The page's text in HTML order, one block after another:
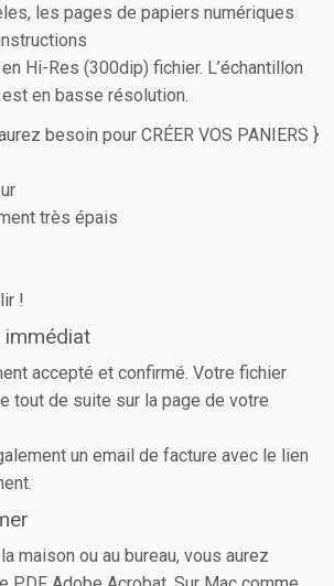
les pages de papiers numériques
Hi-Res (300dip) fichier. L’échantillon
en basse résolution.
besoin pour CRÉER VOS PANIERS }
très épais
!
immédiat
accepté et confirmé. Votre fichier
tout de suite sur la page de votre
un email de facture avec le lien
maison ou au bureau, vous aurez